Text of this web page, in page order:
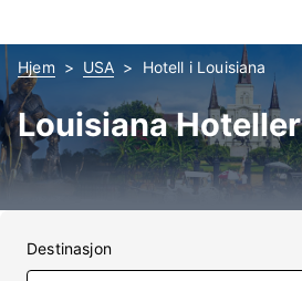
Hjem USA Hotell i Louisiana
Louisiana Hoteller
Destinasjon